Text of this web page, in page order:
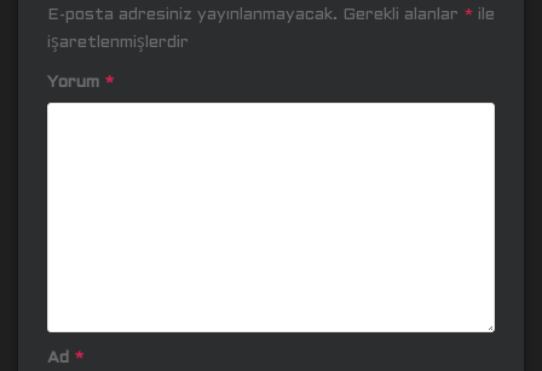
E-posta adresiniz yayınlanmayacak. Gerekli alanlar * ile
işaretlenmişlerdir
Yorum *
Ad *